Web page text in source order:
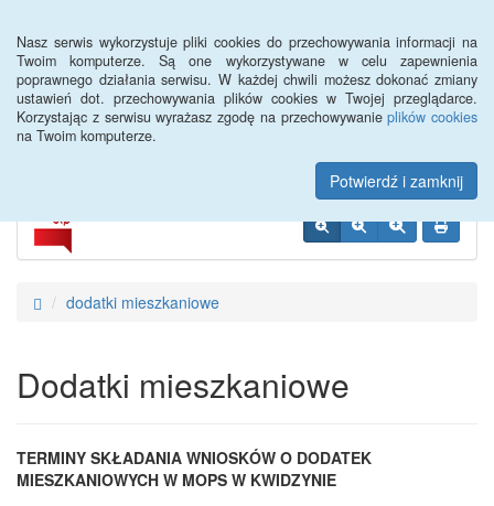
Nasz serwis wykorzystuje pliki cookies do przechowywania informacji na
Twoim komputerze. Są one wykorzystywane w celu zapewnienia
poprawnego działania serwisu. W każdej chwili możesz dokonać zmiany
ustawień dot. przechowywania plików cookies w Twojej przeglądarce.
Korzystając z serwisu wyrażasz zgodę na przechowywanieplików cookies
na Twoim komputerze.
Potwierdź i zamknij
Miejski Ośrodek Pomocy
Społecznej w Kwidzynie
dodatki mieszkaniowe
Dodatki mieszkaniowe
TERMINY SKŁADANIA WNIOSKÓW O DODATEK
MIESZKANIOWYCH W MOPS W KWIDZYNIE